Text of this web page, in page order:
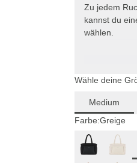
Zu jedem
kannst du
wählen.
Wähle deine
Medium
Farbe:Greige